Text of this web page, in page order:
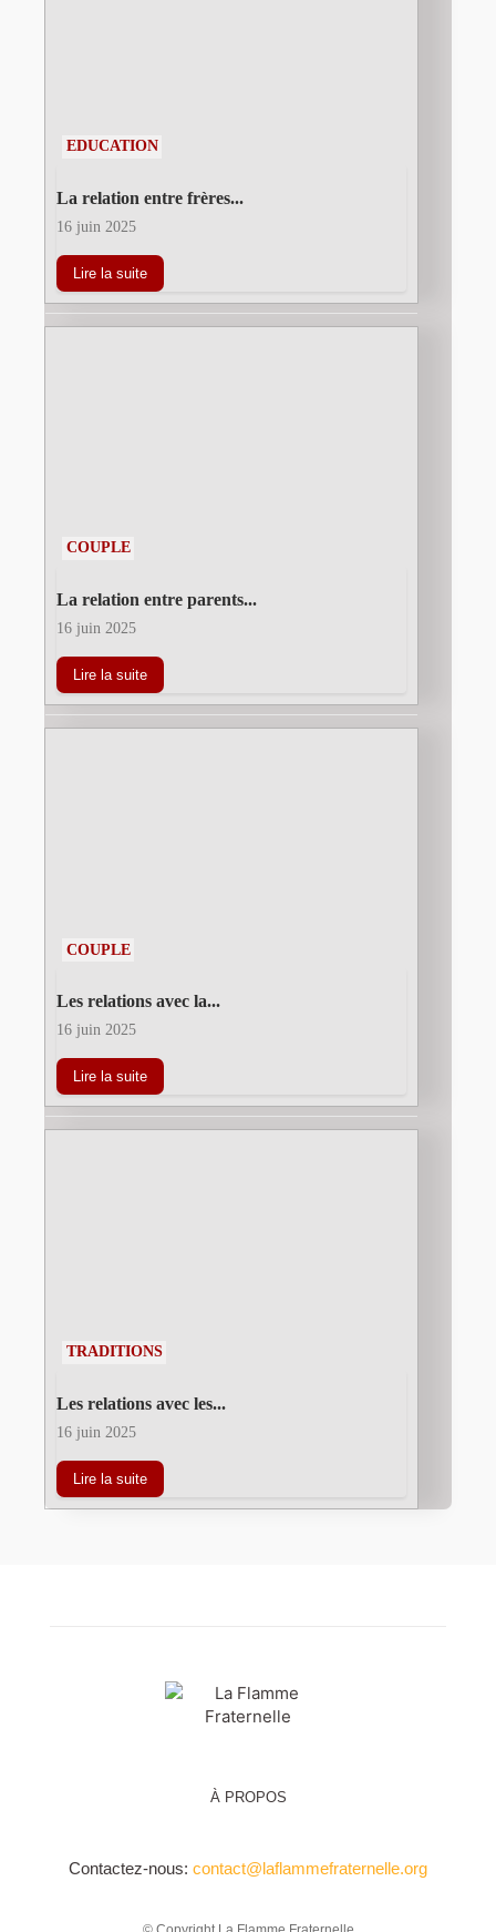
EDUCATION
La relation entre frères...
16 juin 2025
Lire la suite
COUPLE
La relation entre parents...
16 juin 2025
Lire la suite
COUPLE
Les relations avec la...
16 juin 2025
Lire la suite
TRADITIONS
Les relations avec les...
16 juin 2025
Lire la suite
À PROPOS
Contactez-nous: contact@laflammefraternelle.org